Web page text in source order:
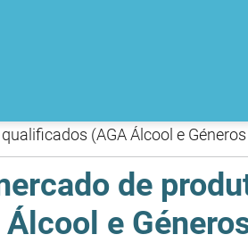
(AGA Álcool e
de
e